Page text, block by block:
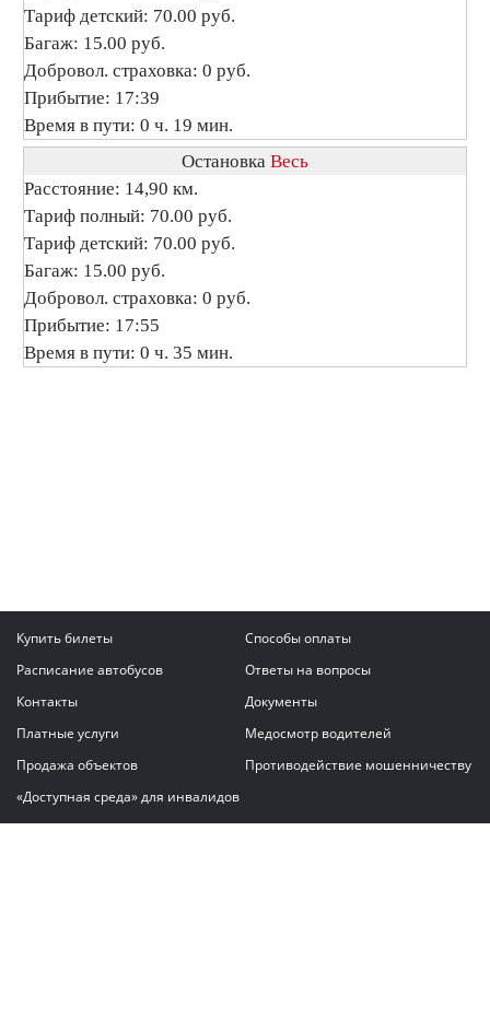
Тариф детский: 70.00 руб.
Багаж: 15.00 руб.
Добровол. страховка: 0 руб.
Прибытие: 17:39
Время в пути: 0 ч. 19 мин.
Остановка Весь
Расстояние: 14,90 км.
Тариф полный: 70.00 руб.
Тариф детский: 70.00 руб.
Багаж: 15.00 руб.
Добровол. страховка: 0 руб.
Прибытие: 17:55
Время в пути: 0 ч. 35 мин.
Купить билеты
Способы оплаты
Расписание автобусов
Ответы на вопросы
Контакты
Документы
Платные услуги
Медосмотр водителей
Продажа объектов
Противодействие мошенничеству
«Доступная среда» для инвалидов